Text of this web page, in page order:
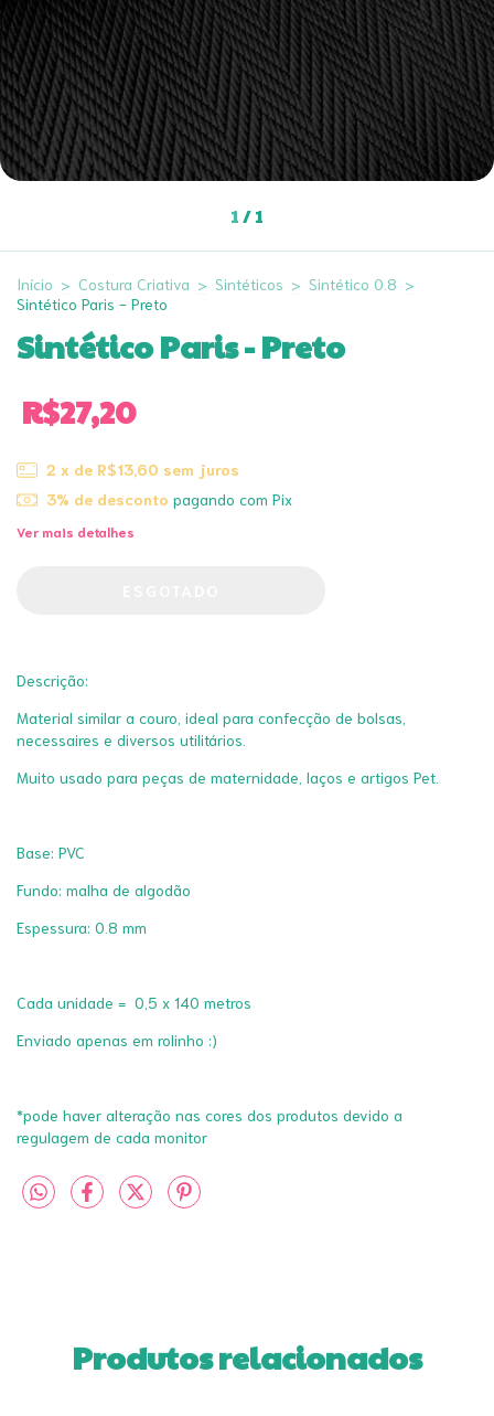
1/1
Início > Costura Criativa > Sintéticos > Sintético 0.8 >
Sintético Paris - Preto
Sintético Paris - Preto
R$27,20
2 x de R$13,60 sem juros
3% de desconto pagando com Pix
Ver mais detalhes
Descrição:
Material similar a couro, ideal para confecção de bolsas,
necessaires e diversos utilitários.
Muito usado para peças de maternidade, laços e artigos Pet.
Base: PVC
Fundo: malha de algodão
Espessura: 0.8 mm
Cada unidade = 0,5 x 140 metros
Enviado apenas em rolinho :)
*pode haver alteração nas cores dos produtos devido a
regulagem de cada monitor
Produtos relacionados